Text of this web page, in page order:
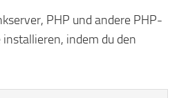
PHP und andere PHP-
indem du den